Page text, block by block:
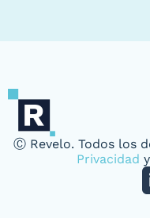
Ⓒ Revelo. Todos los
Privacidad y